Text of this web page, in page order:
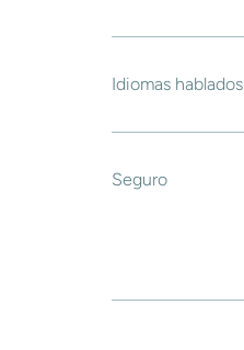
Idiomas hablados
Seguro